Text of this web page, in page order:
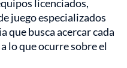
licenciados,
juego especializados
que busca acercar cada
lo que ocurre sobre el